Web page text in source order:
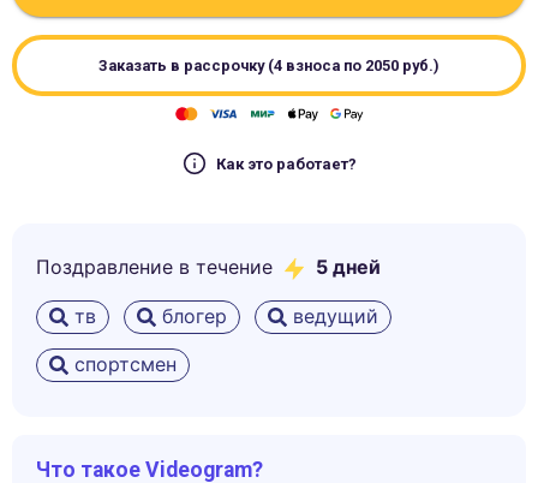
Заказать в рассрочку (4 взноса по 2050 руб.)
Как это работает?
Поздравление в течение 5 дней
тв блогер
ведущий
спортсмен
Что такое Videogram?